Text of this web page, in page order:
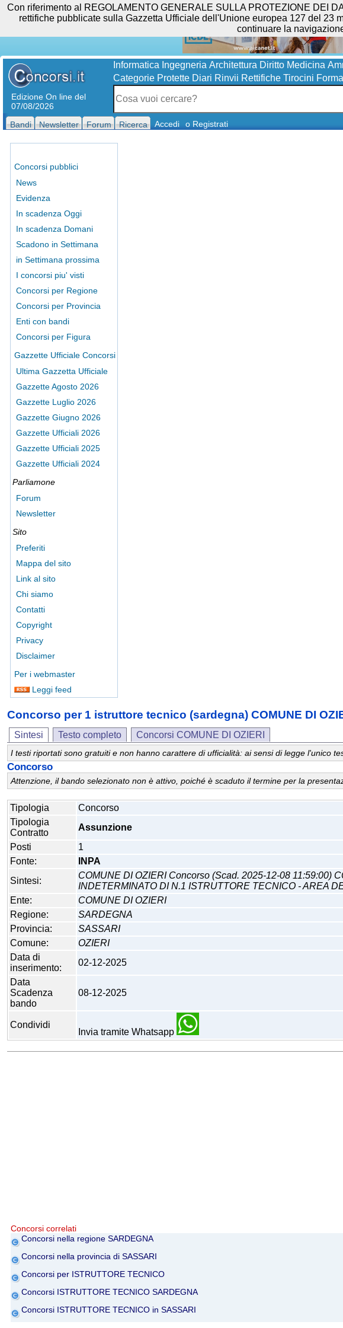
Edizione On line del
07/08/2026
Informatica Ingegneria Architettura Diritto Medicina
Categorie Protette Diari Rinvii Rettifiche Tirocini
Bandi Newsletter Forum Ricerca Accedi o Registrati
Concorsi pubblici
News
Evidenza
In scadenza Oggi
In scadenza Domani
Scadono in Settimana
in Settimana prossima
I concorsi piu' visti
Concorsi per Regione
Concorsi per Provincia
Enti con bandi
Concorsi per Figura
Gazzette Ufficiale Concorsi
Ultima Gazzetta Ufficiale
Gazzette Agosto 2026
Gazzette Luglio 2026
Gazzette Giugno 2026
Gazzette Ufficiali 2026
Gazzette Ufficiali 2025
Gazzette Ufficiali 2024
Parliamone
Forum
Newsletter
Sito
Preferiti
Mappa del sito
Link al sito
Chi siamo
Contatti
Copyright
Privacy
Disclaimer
Per i webmaster
Leggi feed
Concorso per 1 istruttore tecnico (sardegna) COMUNE DI
Sintesi Testo completo Concorsi COMUNE DI OZIERI
I testi riportati sono gratuiti e non hanno carattere di ufficialità: ai sensi di legge l'unico
Concorso
Attenzione, il bando selezionato non è attivo, poiché è scaduto il termine per la
Tipologia
Concorso
Tipologia
Contratto
Assunzione
Posti
1
Fonte:
INPA
Sintesi:
COMUNE DI OZIERI Concorso (Scad. 2025-12-08 11:59:00)
INDETERMINATO DI N.1 ISTRUTTORE TECNICO - AREA
Ente:
COMUNE DI OZIERI
Regione:
SARDEGNA
Provincia:
SASSARI
Comune:
OZIERI
Data di
inserimento:
02-12-2025
Data
Scadenza
bando
08-12-2025
Condividi
Invia tramite Whatsapp
Concorsi correlati
Concorsi nella regione SARDEGNA
Concorsi nella provincia di SASSARI
Concorsi per ISTRUTTORE TECNICO
Concorsi ISTRUTTORE TECNICO SARDEGNA
Concorsi ISTRUTTORE TECNICO in SASSARI
Con riferimento al REGOLAMENTO GENERALE SULLA PROTEZIONE DEI
rettifiche pubblicate sulla Gazzetta Ufficiale dell'Unione europea 127 del 23
continuare la